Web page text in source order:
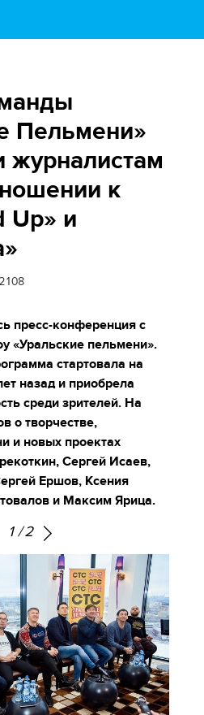
Пельмени»
журналистам
к
Up» и
2108
пресс-конференция с
«Уральские пельмени».
стартовала на
назад и приобрела
среди зрителей. На
о творчестве,
и новых проектах
Сергей Исаев,
Ершов, Ксения
и Максим Ярица.
1/2